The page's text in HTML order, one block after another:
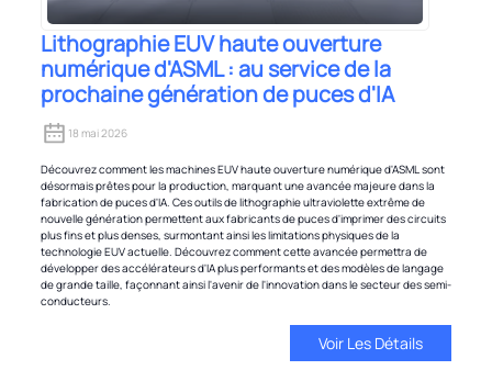
Lithographie EUV haute ouverture
numérique d'ASML : au service de la
prochaine génération de puces d'IA
18 mai 2026
Découvrez comment les machines EUV haute ouverture numérique d'ASML sont
désormais prêtes pour la production, marquant une avancée majeure dans la
fabrication de puces d'IA. Ces outils de lithographie ultraviolette extrême de
nouvelle génération permettent aux fabricants de puces d'imprimer des circuits
plus fins et plus denses, surmontant ainsi les limitations physiques de la
technologie EUV actuelle. Découvrez comment cette avancée permettra de
développer des accélérateurs d'IA plus performants et des modèles de langage
de grande taille, façonnant ainsi l'avenir de l'innovation dans le secteur des semi-
conducteurs.
Voir Les Détails